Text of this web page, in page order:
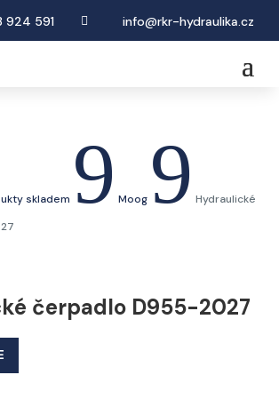
924 591  info@rkr-hydraulika.cz
skladem 9 Moog 9 Hydraulické
čerpadlo D955-2027